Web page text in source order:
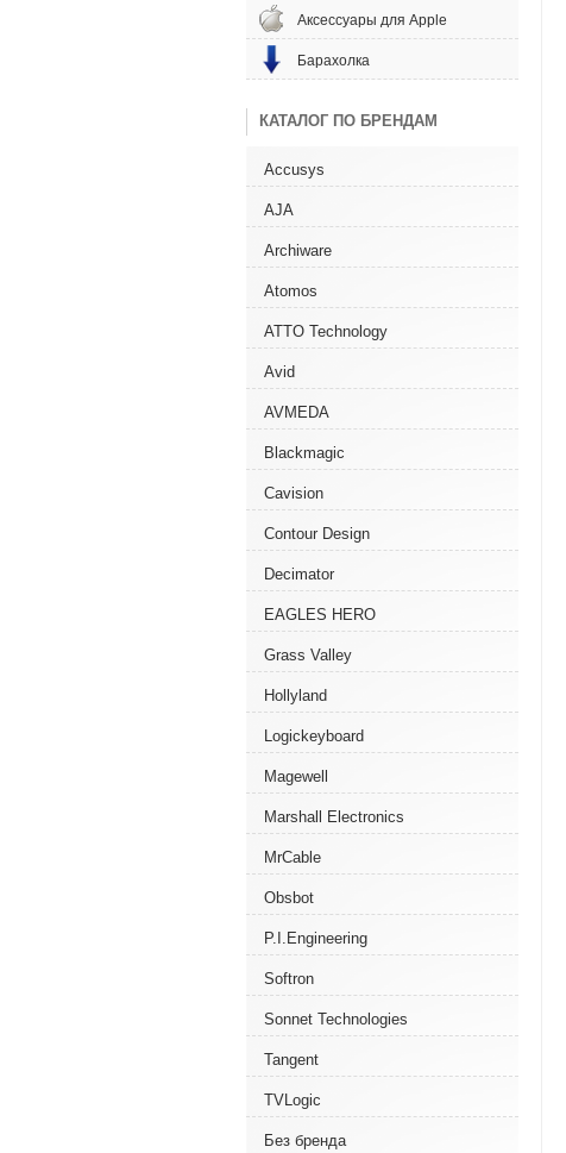
Аксессуары для Apple
Барахолка
КАТАЛОГ ПО БРЕНДАМ
Accusys
AJA
Archiware
Atomos
ATTO Technology
Avid
AVMEDA
Blackmagic
Cavision
Contour Design
Decimator
EAGLES HERO
Grass Valley
Hollyland
Logickeyboard
Magewell
Marshall Electronics
MrCable
Obsbot
P.I.Engineering
Softron
Sonnet Technologies
Tangent
TVLogic
Без бренда